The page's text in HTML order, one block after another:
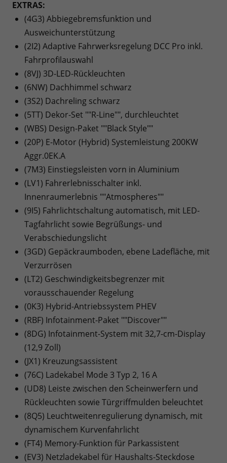
EXTRAS:
(4G3) Abbiegebremsfunktion und
Ausweichunterstützung
(2I2) Adaptive Fahrwerksregelung DCC Pro inkl.
Fahrprofilauswahl
(8VJ) 3D-LED-Rückleuchten
(6NW) Dachhimmel schwarz
(3S2) Dachreling schwarz
(5TT) Dekor-Set ""R-Line"", durchleuchtet
(WBS) Design-Paket ""Black Style""
(20P) E-Motor (Hybrid) Systemleistung 200KW
Aggr.0EK.A
(7M3) Einstiegsleisten vorn in Aluminium
(LV1) Fahrerlebnisschalter inkl.
Innenraumerlebnis ""Atmospheres""
(9I5) Fahrlichtschaltung automatisch, mit LED-
Tagfahrlicht sowie Begrüßungs- und
Verabschiedungslicht
(3GD) Gepäckraumboden, ebene Ladefläche, mit
Verzurrösen
(LT2) Geschwindigkeitsbegrenzer mit
vorausschauender Regelung
(0K3) Hybrid-Antriebssystem PHEV
(RBF) Infotainment-Paket ""Discover""
(8DG) Infotainment-System mit 32,7-cm-Display
(12,9 Zoll)
(JX1) Kreuzungsassistent
(76C) Ladekabel Mode 3 Typ 2, 16 A
(UD8) Leiste zwischen den Scheinwerfern und
Rückleuchten sowie Türgriffmulden beleuchtet
(8Q5) Leuchtweitenregulierung dynamisch, mit
dynamischem Kurvenfahrlicht
(FT4) Memory-Funktion für Parkassistent
(EV3) Netzladekabel für Haushalts-Steckdose